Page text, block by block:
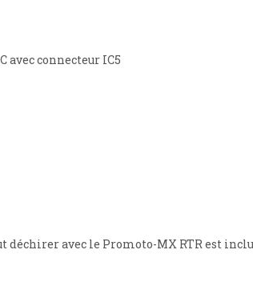
avec connecteur IC5
déchirer avec le Promoto-MX RTR est